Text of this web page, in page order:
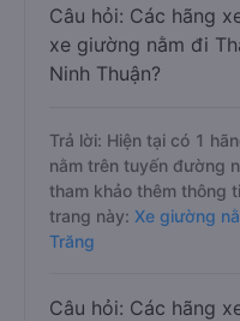
Câu hỏi: Các hãng
xe giường nằm đi
Ninh Thuận?
Trả lời: Hiện tại có 1
nằm trên tuyến đường
tham khảo thêm thông
trang này: Xe giường
Trăng
Câu hỏi: Các hãng